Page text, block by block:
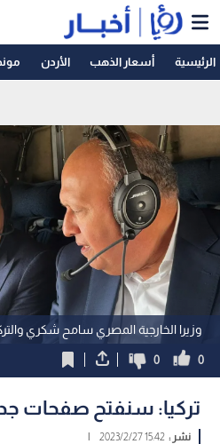
الرئيسية أسعار الذهب الأردن
وزيرا الخارجية المصري سامح شكري
0
0
تركيا: سنفتح صفحات
نشر :15:42 2023/2/27
|